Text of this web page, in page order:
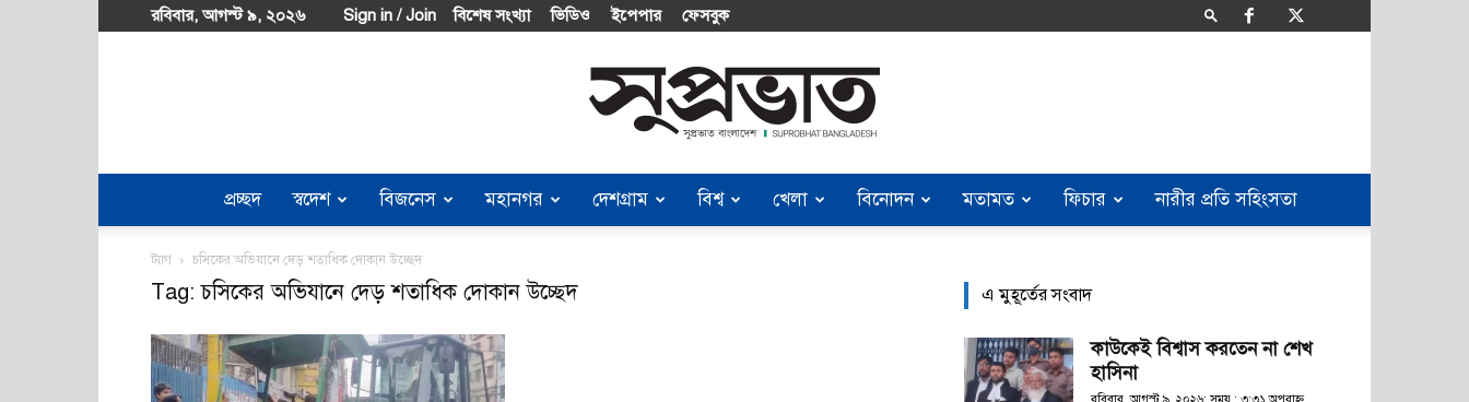
রবিবার, আগস্ট ৯, ২০২৬ Sign in / Join বিশেষ সংখ্যা ভিডিও ইপেপার ফেসবুক
Suprobhat
প্রচ্ছদ স্বদেশ বিজনেস মহানগর দেশগ্রাম বিশ্ব খেলা বিনোদন মতামত ফিচার নারীর প্রতি সহিংসতা
ট্যাগ চসিকের অভিযানে দেড় শতাধিক দোকান উচ্ছেদ
Tag: চসিকের অভিযানে দেড় শতাধিক দোকান উচ্ছেদ এ মুহূর্তের সংবাদ
কাউকেই বিশ্বাস করতেন না শেখ
হাসিনা